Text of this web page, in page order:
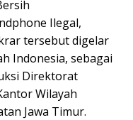
Ilegal,
tersebut digelar
Indonesia, sebagai
Direktorat
Wilayah
Jawa Timur.